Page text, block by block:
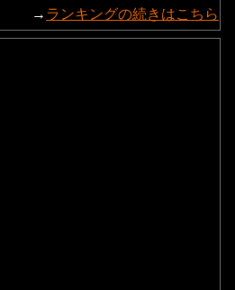
→ ランキングの続きはこちら